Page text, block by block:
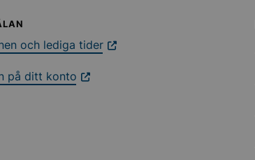
och lediga tider
på ditt konto